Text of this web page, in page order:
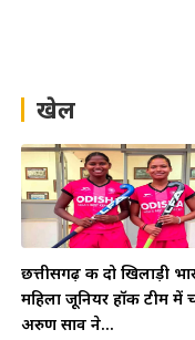
खेल
छत्तीसगढ़ की दो खिलाड़ी
महिला जूनियर हॉकी टीम में
अरुण साव ने...